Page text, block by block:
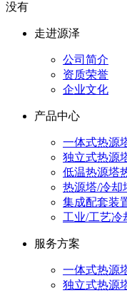
没有
走进源泽
公司简介
资质荣誉
企业文化
产品中心
一体式热源
独立式热源
低温热源塔
热源塔/冷却
集成配套装
工业/工艺冷
服务方案
一体式热源
独立式热源